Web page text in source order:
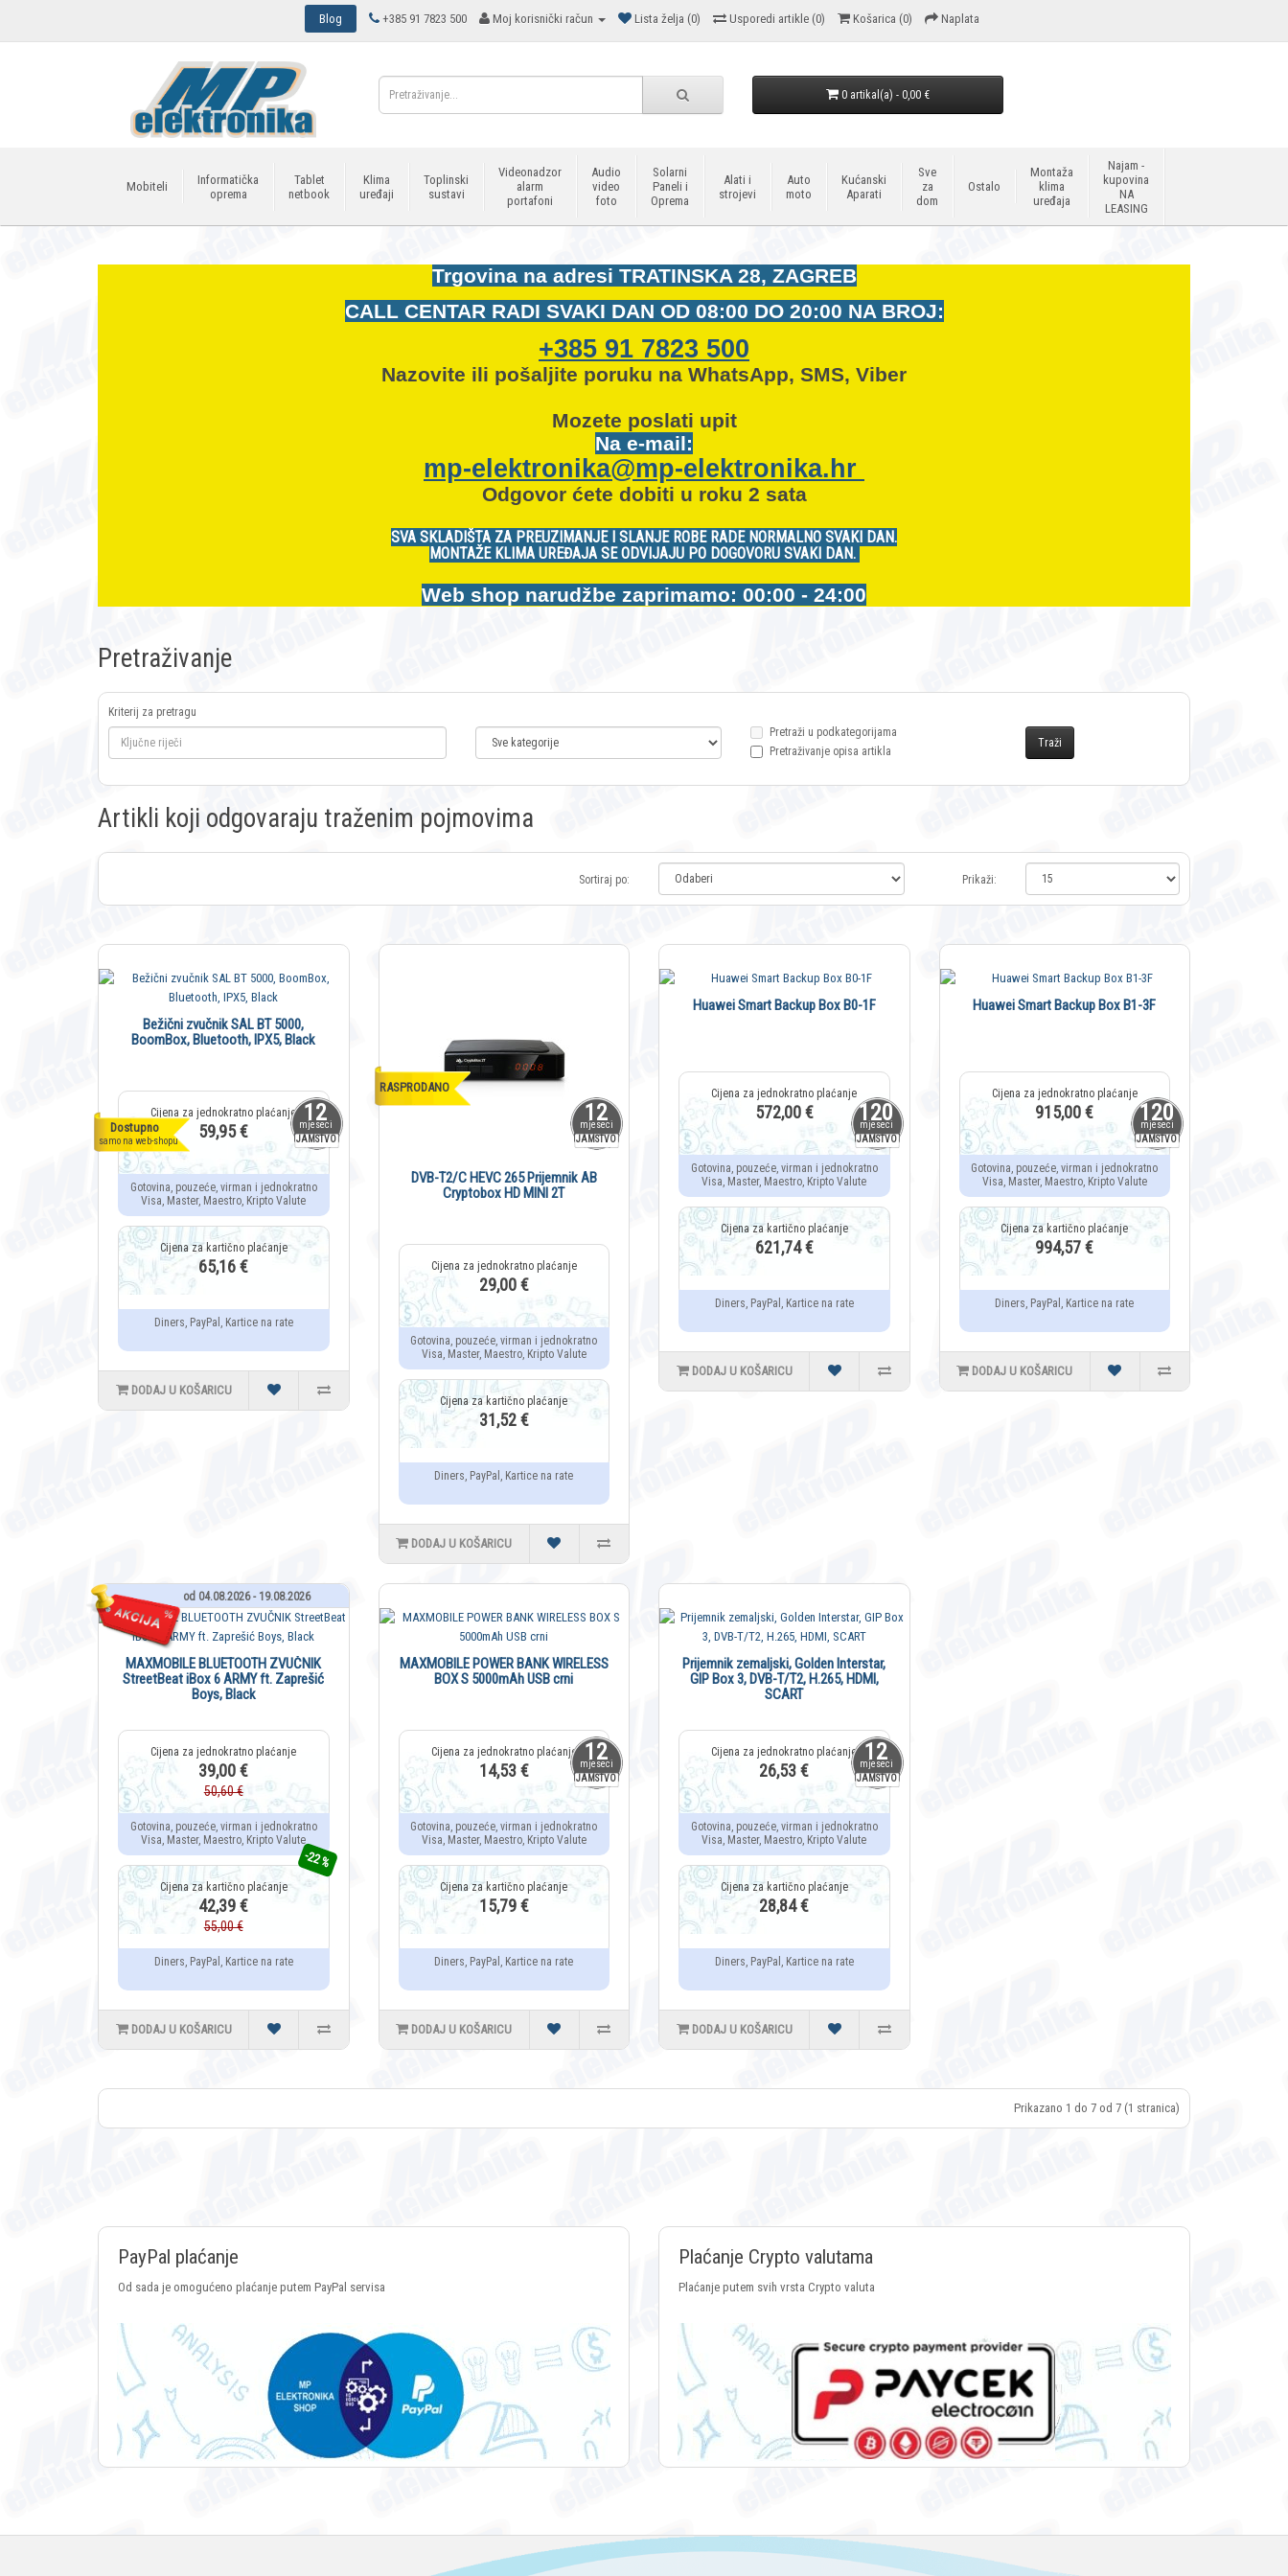
Blog +385 91 7823 500 Moj korisnički račun Lista želja (0) Usporedi artikle (0) Košarica (0) Naplata
0 artikal(a) - 0,00 €
Mobiteli
Informatička
oprema
Tablet
netbook
Klima
uređaji
Toplinski
sustavi
Videonadzor
alarm
portafoni
Audio
video
foto
Solarni
Paneli i
Oprema
Alati i
strojevi
Auto
moto
Kućanski
Aparati
Sve
za
dom
Ostalo
Montaža
klima
uređaja
Najam -
kupovina
NA
LEASING
Trgovina na adresi TRATINSKA 28, ZAGREB
CALL CENTAR RADI SVAKI DAN OD 08:00 DO 20:00 NA BROJ:
+385 91 7823 500
Nazovite ili pošaljite poruku na WhatsApp, SMS, Viber
Mozete poslati upit
Na e-mail:
mp-elektronika@mp-elektronika.hr
Odgovor ćete dobiti u roku 2 sata
SVA SKLADIŠTA ZA PREUZIMANJE I SLANJE ROBE RADE NORMALNO SVAKI DAN.
MONTAŽE KLIMA UREĐAJA SE ODVIJAJU PO DOGOVORU SVAKI DAN.
Web shop narudžbe zaprimamo: 00:00 - 24:00
Pretraživanje
Kriterij za pretragu
Pretraži u podkategorijama
Pretraživanje opisa artikla
Artikli koji odgovaraju traženim pojmovima
Sortiraj po: Prikaži:
12
mjeseci
JAMSTVO
Dostupno
samo na web-shopu
Bežični zvučnik SAL BT 5000,
BoomBox, Bluetooth, IPX5, Black
59,95 €
Gotovina, pouzeće, virman i jednokratno
Visa, Master, Maestro, Kripto Valute
65,16 €
Diners, PayPal, Kartice na rate
DODAJ U KOŠARICU
12
mjeseci
JAMSTVO
RASPRODANO
DVB-T2/C HEVC 265 Prijemnik AB
Cryptobox HD MINI 2T
29,00 €
Gotovina, pouzeće, virman i jednokratno
Visa, Master, Maestro, Kripto Valute
31,52 €
Diners, PayPal, Kartice na rate
DODAJ U KOŠARICU
120
mjeseci
JAMSTVO
Huawei Smart Backup Box B0-1F
572,00 €
Gotovina, pouzeće, virman i jednokratno
Visa, Master, Maestro, Kripto Valute
621,74 €
Diners, PayPal, Kartice na rate
DODAJ U KOŠARICU
120
mjeseci
JAMSTVO
Huawei Smart Backup Box B1-3F
915,00 €
Gotovina, pouzeće, virman i jednokratno
Visa, Master, Maestro, Kripto Valute
994,57 €
Diners, PayPal, Kartice na rate
DODAJ U KOŠARICU
od 04.08.2026 - 19.08.2026
MAXMOBILE BLUETOOTH ZVUČNIK
StreetBeat iBox 6 ARMY ft. Zaprešić
Boys, Black
39,00 €
50,60 €
Gotovina, pouzeće, virman i jednokratno
Visa, Master, Maestro, Kripto Valute
-22 %
42,39 €
55,00 €
Diners, PayPal, Kartice na rate
DODAJ U KOŠARICU
12
mjeseci
JAMSTVO
MAXMOBILE POWER BANK WIRELESS
BOX S 5000mAh USB crni
14,53 €
Gotovina, pouzeće, virman i jednokratno
Visa, Master, Maestro, Kripto Valute
15,79 €
Diners, PayPal, Kartice na rate
DODAJ U KOŠARICU
12
mjeseci
JAMSTVO
Prijemnik zemaljski, Golden Interstar,
GIP Box 3, DVB-T/T2, H.265, HDMI,
SCART
26,53 €
Gotovina, pouzeće, virman i jednokratno
Visa, Master, Maestro, Kripto Valute
28,84 €
Diners, PayPal, Kartice na rate
DODAJ U KOŠARICU
Prikazano 1 do 7 od 7 (1 stranica)
PayPal plaćanje
Od sada je omogućeno plaćanje putem PayPal servisa
Plaćanje Crypto valutama
Plaćanje putem svih vrsta Crypto valuta